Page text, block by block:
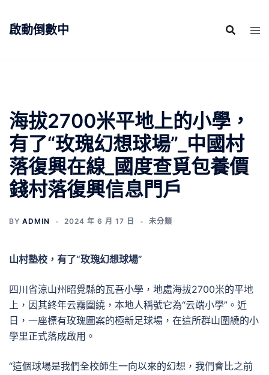
啟動倒數中
海拔2700米平地上的小學，
有了“玫瑰幻想球場”_中國村
落復興在線_國度查覓包養價
錢村落復興信息門戶
BY ADMIN 2024 年 6 月 17 日 未分類
山村塾校，有了“玫瑰幻想球場”
四川省涼山州昭覺縣的瓦吾小學，地處海拔2700米的平地
上，因其終年云霧圍繞，本地人稱號它為“云端小學”。近
日，一座標有玫瑰圖案的極新足球場，在這所群山圍繞的小
學里正式落成啟用。
“這個球場是我們全校師生一向以來的幻想，我們會比之前